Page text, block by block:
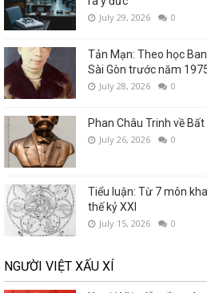
July 29, 2026 0
Tản Mạn: Theo học
Sài Gòn trước năm
July 28, 2026 0
Phan Châu Trinh về
July 26, 2026 0
Tiểu luận: Từ 7 môn
thế kỷ XXI
July 15, 2026 0
NGƯỜI VIỆT XẤU XÍ